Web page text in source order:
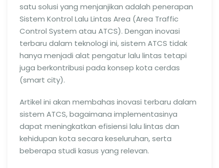
satu solusi yang menjanjikan adalah penerapan
Sistem Kontrol Lalu Lintas Area (Area Traffic
Control System atau ATCS). Dengan inovasi
terbaru dalam teknologi ini, sistem ATCS tidak
hanya menjadi alat pengatur lalu lintas tetapi
juga berkontribusi pada konsep kota cerdas
(smart city).
Artikel ini akan membahas inovasi terbaru dalam
sistem ATCS, bagaimana implementasinya
dapat meningkatkan efisiensi lalu lintas dan
kehidupan kota secara keseluruhan, serta
beberapa studi kasus yang relevan.